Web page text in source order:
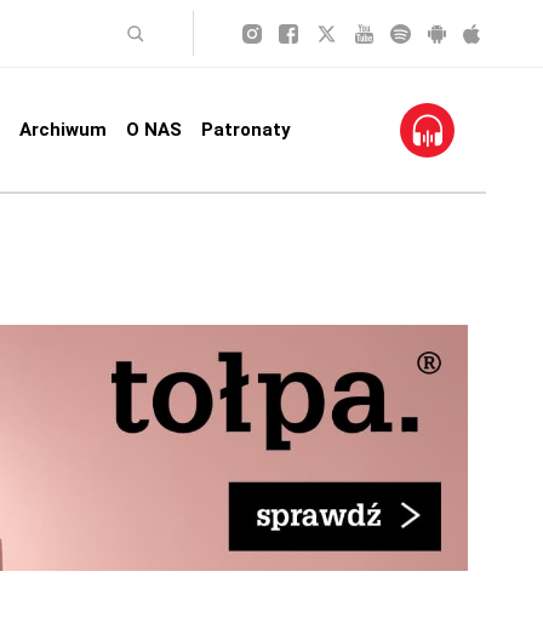
Archiwum O NAS Patronaty